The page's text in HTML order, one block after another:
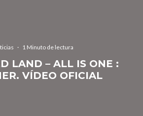
· 1 Minuto de lectura
LAND – ALL IS ONE :
VÍDEO OFICIAL